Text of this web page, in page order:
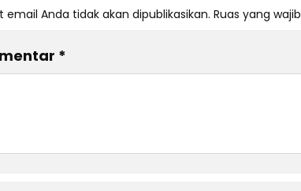
email Anda tidak akan dipublikasikan. Ruas yang
*